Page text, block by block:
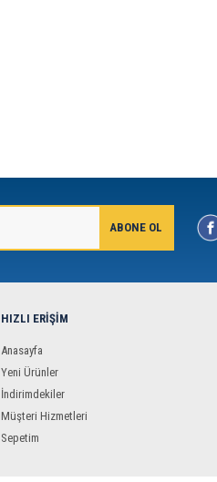
HIZLI ERIŞIM
Anasayfa
Yeni Ürünler
İndirimdekiler
Müşteri Hizmetleri
Sepetim